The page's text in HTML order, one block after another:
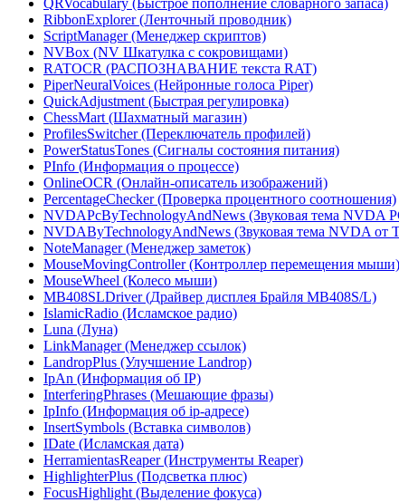
QRVocabulary (Быстрое пополнение словарного запаса)
RibbonExplorer (Ленточный проводник)
ScriptManager (Менеджер скриптов)
NVBox (NV Шкатулка с сокровищами)
RATOCR (РАСПОЗНАВАНИЕ текста RAT)
PiperNeuralVoices (Нейронные голоса Piper)
QuickAdjustment (Быстрая регулировка)
ChessMart (Шахматный магазин)
ProfilesSwitcher (Переключатель профилей)
PowerStatusTones (Сигналы состояния питания)
PInfo (Информация о процессе)
OnlineOCR (Онлайн-описатель изображений)
PercentageChecker (Проверка процентного соотношения)
NVDAPcByTechnologyAndNews (Звуковая тема NVDA
NVDAByTechnologyAndNews (Звуковая тема NVDA от
NoteManager (Менеджер заметок)
MouseMovingController (Контроллер перемещения мыши)
MouseWheel (Колесо мыши)
MB408SLDriver (Драйвер дисплея Брайля MB408S/L)
IslamicRadio (Исламское радио)
Luna (Луна)
LinkManager (Менеджер ссылок)
LandropPlus (Улучшение Landrop)
IpAn (Информация об IP)
InterferingPhrases (Мешающие фразы)
IpInfo (Информация об ip-адресе)
InsertSymbols (Вставка символов)
IDate (Исламская дата)
HerramientasReaper (Инструменты Reaper)
HighlighterPlus (Подсветка плюс)
FocusHighlight (Выделение фокуса)